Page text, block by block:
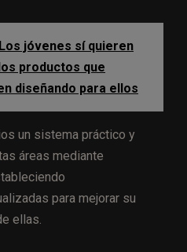
Los jóvenes sí quieren
productos que
diseñando para ellos
un sistema práctico y
áreas mediante
para mejorar su
ellas.